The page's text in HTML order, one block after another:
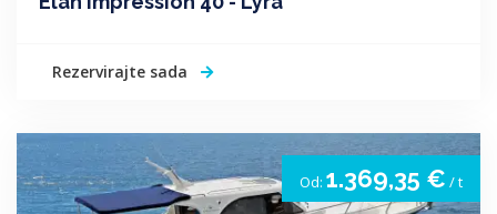
Rezervirajte sada
Od: 1.369,35 € / t